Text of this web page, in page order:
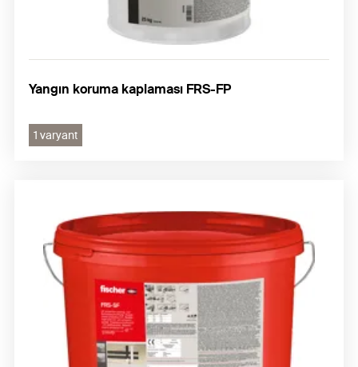
Yangın koruma kaplaması FRS-FP
1 varyant